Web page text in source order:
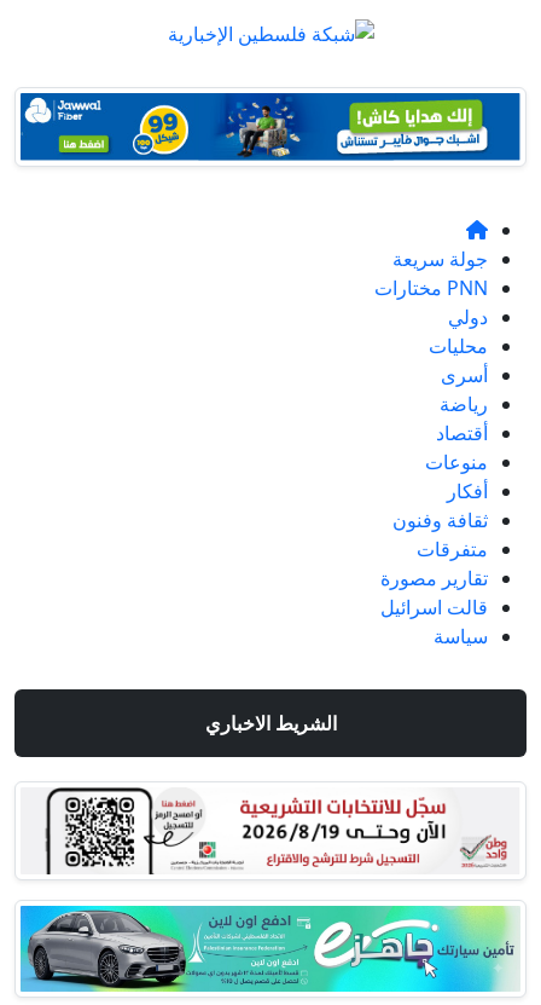
جولة سريعة
PNN مختارات
دولي
محليات
أسرى
رياضة
أقتصاد
منوعات
أفكار
ثقافة وفنون
متفرقات
تقارير مصورة
قالت اسرائيل
سياسة
الشريط الاخباري